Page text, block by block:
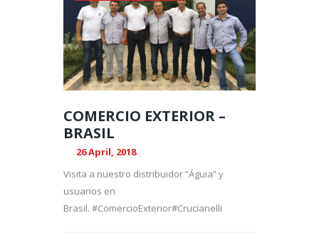
COMERCIO EXTERIOR –
BRASIL
26 April, 2018
Visita a nuestro distribuidor “Águia” y
usuarios en
Brasil. #ComercioExterior#Crucianelli